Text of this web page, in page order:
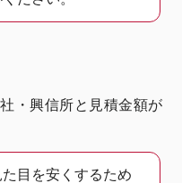
・興信所と見積金額が
目を安くするため